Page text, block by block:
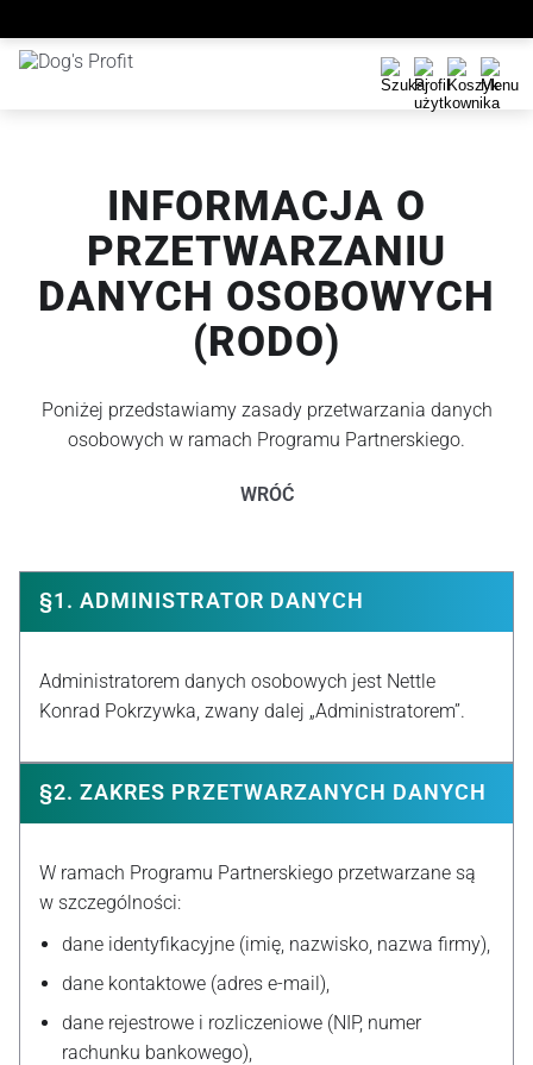
INFORMACJA O
PRZETWARZANIU
DANYCH OSOBOWYCH
(RODO)
Poniżej przedstawiamy zasady przetwarzania danych
osobowych w ramach Programu Partnerskiego.
WRÓĆ
§1. ADMINISTRATOR DANYCH
Administratorem danych osobowych jest Nettle
Konrad Pokrzywka, zwany dalej „Administratorem”.
§2. ZAKRES PRZETWARZANYCH DANYCH
W ramach Programu Partnerskiego przetwarzane są
w szczególności:
dane identyfikacyjne (imię, nazwisko, nazwa firmy),
dane kontaktowe (adres e-mail),
dane rejestrowe i rozliczeniowe (NIP, numer
rachunku bankowego),